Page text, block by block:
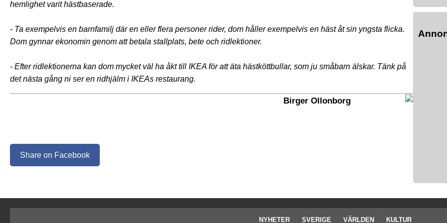
hemlighet varit hästbaserade.
- Ta exempelvis en barnfamilj där en eller flera personer rider, dom håller exempelvis en häst åt sin yngsta flicka.
Dom gynnar ekonomin genom att betala stallplats, bete och ridlektioner.
- Efter ridlektionerna kan dom mycket väl ha åkt till IKEA för att äta hästköttbullar, som ju småbarn älskar. Tänk på
det nästa gång ni ser en ridhjälm i IKEAs restaurang.
Birger Ollonborg
Share on Facebook
NYHETER SVERIGE VÄRLDEN KULTUR